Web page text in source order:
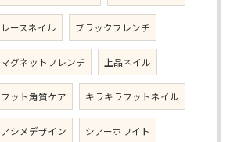
レースネイル ブラックフレンチ
マグネットフレンチ 上品ネイル
フット角質ケア キラキラフットネイル
アシメデザイン シアーホワイト